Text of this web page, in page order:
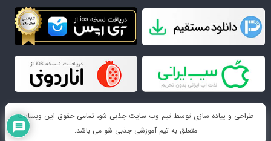
طراحی و پیاده سازی توسط تیم وب سایت جذبی شو، تمامی حقوق این وبسایت
متعلق به تیم آموزشی جذبی شو می باشد.